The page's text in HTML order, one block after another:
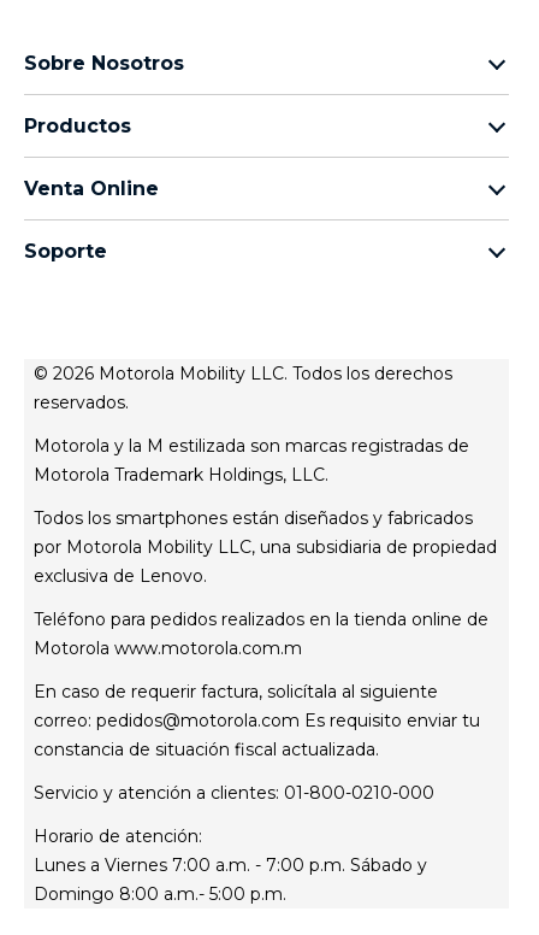
Sobre Nosotros
Términos de uso
Aviso de Privacidad Web
Productos
moto g
Venta Online
Soporte
Controladores
Contáctanos
servicio técnico
Estatus de tu reparación
© 2026 Motorola Mobility LLC. Todos los derechos
reservados.
Motorola y la M estilizada son marcas registradas de
Motorola Trademark Holdings, LLC.
Todos los smartphones están diseñados y fabricados
por Motorola Mobility LLC, una subsidiaria de propiedad
exclusiva de Lenovo.
Teléfono para pedidos realizados en la tienda online de
Motorola www.motorola.com.m
En caso de requerir factura, solicítala al siguiente
correo: pedidos@motorola.com Es requisito enviar tu
constancia de situación fiscal actualizada.
Servicio y atención a clientes: 01-800-0210-000
Horario de atención:
Lunes a Viernes 7:00 a.m. - 7:00 p.m. Sábado y
Domingo 8:00 a.m.- 5:00 p.m.